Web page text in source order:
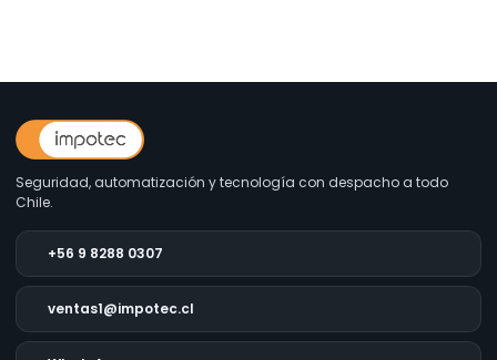
Seguridad, automatización y tecnología con despacho a todo
Chile.
+56 9 8288 0307
ventas1@impotec.cl